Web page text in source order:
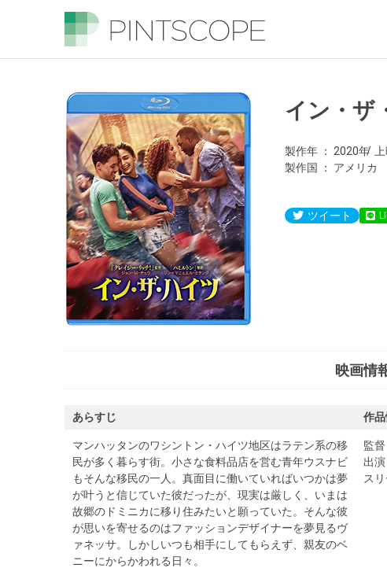
イン・ザ
製作年 2020年
製作国
アメリカ
ツイート
映画情
あらすじ
マンハッタンのワシントン・ハイツ地区はラテン系の移
民が多く暮らす街。小さな食料品店を営む青年ウスナビ
もそんな移民の一人。真面目に働いていればいつかは夢
が叶うと信じていた彼だったが、現実は厳しく、いまは
故郷のドミニカに移り住みたいと願っていた。そんな彼
が思いを寄せるのはファッションデザイナーを夢見るヴ
ァネッサ。しかしいつも相手にしてもらえず、親友のベ
ニーにからかわれる日々。
作
監
出
ス